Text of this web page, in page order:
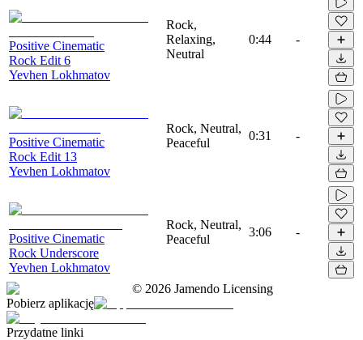
Positive Cinematic
Rock Edit 6
Yevhen Lokhmatov
Rock,
Relaxing,
Neutral
0:44 -
Positive Cinematic
Rock Edit 13
Yevhen Lokhmatov
Rock, Neutral,
Peaceful
0:31 -
Positive Cinematic
Rock Underscore
Yevhen Lokhmatov
Rock, Neutral,
Peaceful
3:06 -
© 2026 Jamendo Licensing
Pobierz aplikację
Przydatne linki